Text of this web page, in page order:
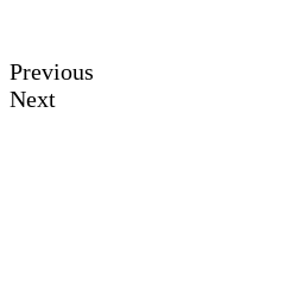
Previous
Next